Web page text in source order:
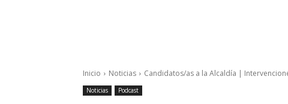
Inicio Noticias Candidatos/as a la Alcaldía |
Noticias Podcast